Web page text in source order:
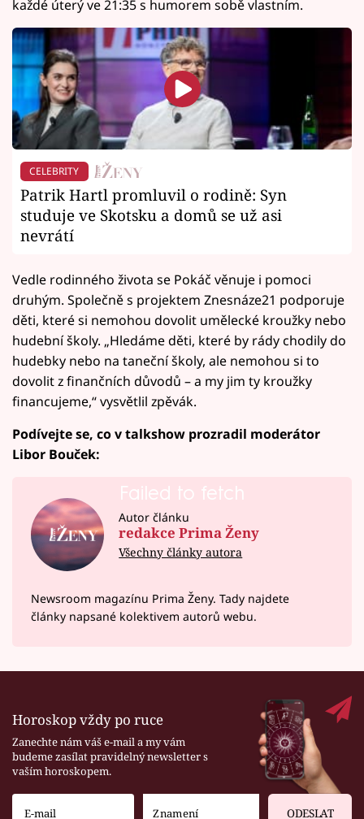
každé úterý ve 21:35 s humorem sobě vlastním.
CELEBRITY
Patrik Hartl promluvil o rodině: Syn
studuje ve Skotsku a domů se už asi
nevrátí
Vedle rodinného života se Pokáč věnuje i pomoci
druhým. Společně s projektem Znesnáze21 podporuje
děti, které si nemohou dovolit umělecké kroužky nebo
hudební školy. „Hledáme děti, které by rády chodily do
hudebky nebo na taneční školy, ale nemohou si to
dovolit z finančních důvodů – a my jim ty kroužky
financujeme,“ vysvětlil zpěvák.
Podívejte se, co v talkshow prozradil moderátor
Libor Bouček:
Failed to fetch
Autor článku
redakce Prima Ženy
Všechny články autora
Newsroom magazínu Prima Ženy. Tady najdete
články napsané kolektivem autorů webu.
Horoskop vždy po ruce
Zanechte nám váš e-mail a my vám
budeme zasílat pravidelný newsletter s
vaším horoskopem.
ODESLAT